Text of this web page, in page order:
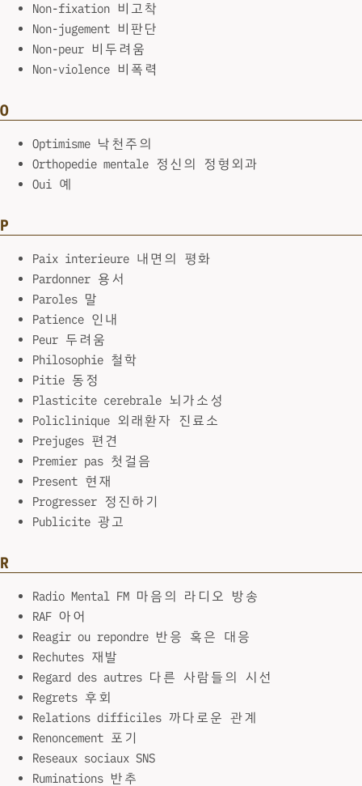
Non-fixation 비고착
Non-jugement 비판단
Non-peur 비두려움
Non-violence 비폭력
O
Optimisme 낙천주의
Orthopedie mentale 정신의 정형외과
Oui 예
P
Paix interieure 내면의 평화
Pardonner 용서
Paroles 말
Patience 인내
Peur 두려움
Philosophie 철학
Pitie 동정
Plasticite cerebrale 뇌가소성
Policlinique 외래환자 진료소
Prejuges 편견
Premier pas 첫걸음
Present 현재
Progresser 정진하기
Publicite 광고
R
Radio Mental FM 마음의 라디오 방송
RAF 아어
Reagir ou repondre 반응 혹은 대응
Rechutes 재발
Regard des autres 다른 사람들의 시선
Regrets 후회
Relations difficiles 까다로운 관계
Renoncement 포기
Reseaux sociaux SNS
Ruminations 반추